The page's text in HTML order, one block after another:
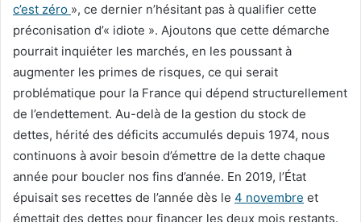
c’est zéro », ce dernier n’hésitant pas à qualifier cette
préconisation d’« idiote ». Ajoutons que cette démarche
pourrait inquiéter les marchés, en les poussant à
augmenter les primes de risques, ce qui serait
problématique pour la France qui dépend structurellement
de l’endettement. Au-delà de la gestion du stock de
dettes, hérité des déficits accumulés depuis 1974, nous
continuons à avoir besoin d’émettre de la dette chaque
année pour boucler nos fins d’année. En 2019, l’État
épuisait ses recettes de l’année dès le 4 novembre et
émettait des dettes pour financer les deux mois restants.